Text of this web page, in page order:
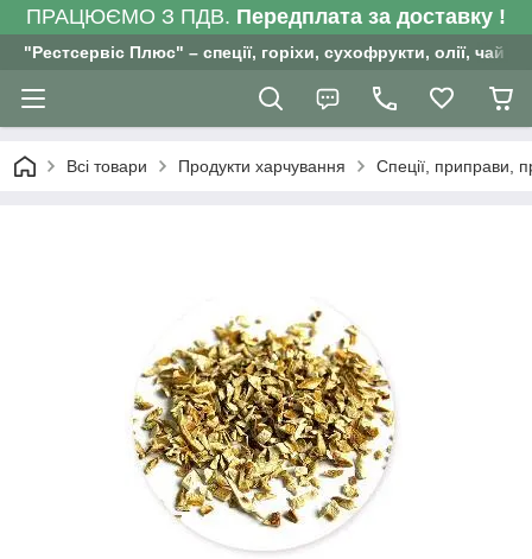
ПРАЦЮЄМО З ПДВ. Передплата за доставку !
"Рестсервіс Плюс" – спеції, горіхи, сухофрукти, олії, чай ,
Всі товари Продукти харчування Спеції, приправи,